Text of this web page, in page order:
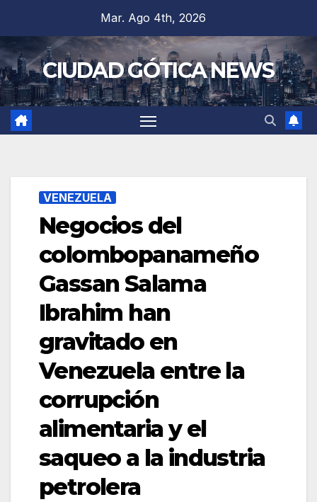
contenido
Mar. Ago 4th, 2026
CIUDAD GÓTICA NEWS
VENEZUELA
Negocios del
colombopanameño
Gassan Salama
Ibrahim han
gravitado en
Venezuela entre la
corrupción
alimentaria y el
saqueo a la industria
petrolera